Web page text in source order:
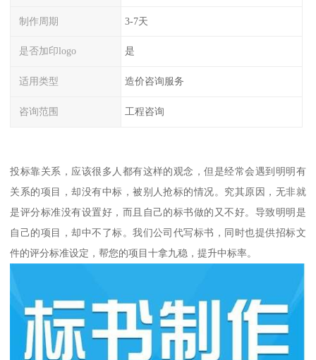
制作周期 3-7天
是否加印logo 是
适用类型 造价咨询服务
咨询范围 工程咨询
投标靠关系，应该很多人都有这样的观念，但是经常会遇到明明有
关系的项目，却没有中标，被别人抢标的情况。究其原因，无非就
是评分标准没有设置好，而且自己的标书做的又不好。导致明明是
自己的项目，却中不了标。我们公司代写标书，同时也提供招标文
件的评分标准设定，帮您的项目十拿九稳，提升中标率。